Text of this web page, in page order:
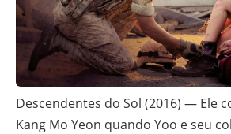
Descendentes do Sol (2016) — Ele
Kang Mo Yeon quando Yoo e seu